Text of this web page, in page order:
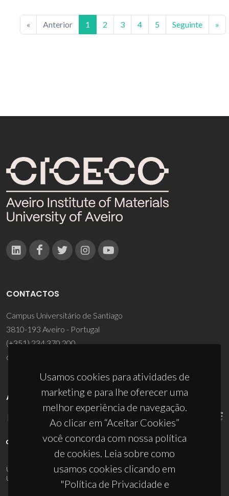
« Anterior 1 2 3 4 5 Seguinte »
Usamos cookies para atividades de
marketing e para lhe oferecer uma
melhor experiência de navegação.
Ao clicar em “Aceitar Cookies”
você concorda com nossa política
de cookies. Leia sobre como
usamos cookies clicando em
"Política de Privacidade e
CONTACTOS
Campus Universitário de Santiago
3810-193 Aveiro - Portugal
(+351) 234 370 200
ciceco@ua.pt
APOIOS
UID/PRR/50011/2025(DOI:10.54499/UID/PRR/50011/2025) &
UID/PRR2/50011/2025